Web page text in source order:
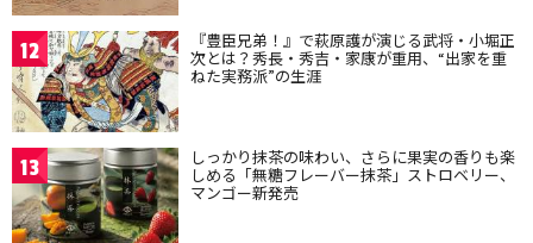
12 『豊臣兄弟！』で萩原護が演じる武将・小堀正
次とは？秀長・秀吉・家康が重用、“出家を重
ねた実務派”の生涯
13 しっかり抹茶の味わい、さらに果実の香りも楽
しめる「無糖フレーバー抹茶」ストロベリー、
マンゴー新発売